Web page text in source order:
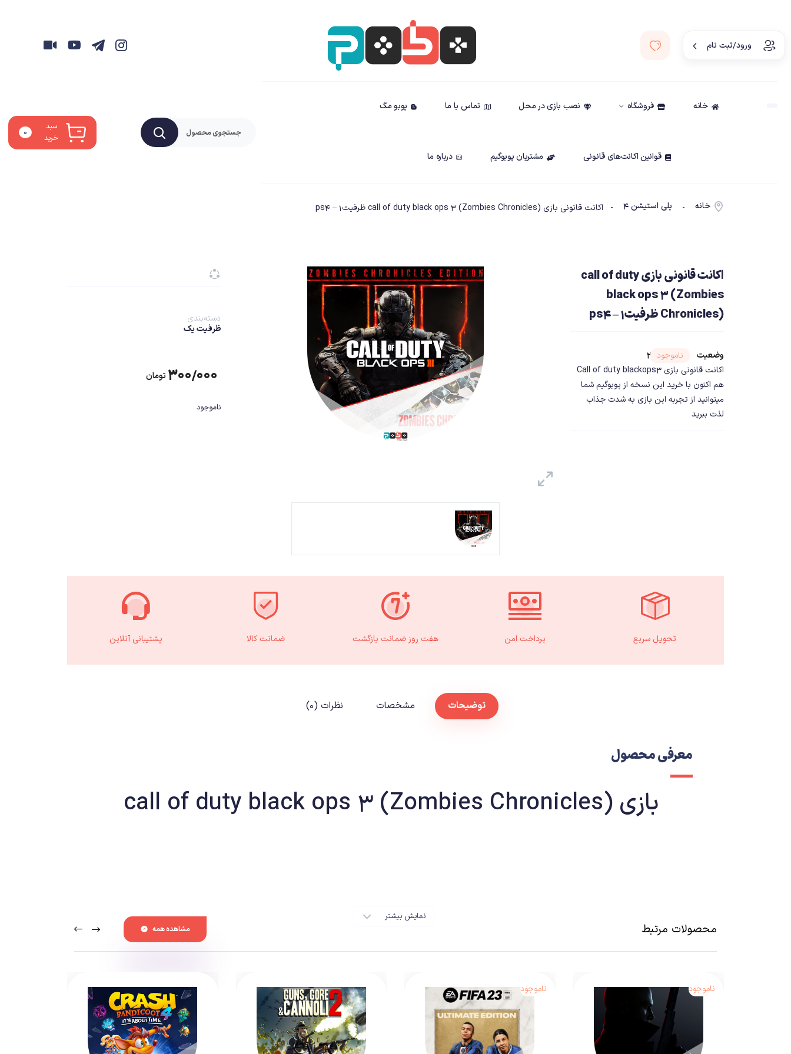
ورود/ثبت نام
خانه فروشگاه نصب بازی در محل تماس با ما پوبو مگ
قوانین اکانت‌های قانونی مشتریان پوبوگیم درباره ما
سبد
خرید
۰
خانه - پلی استیشن ۴ - اکانت قانونی بازی call of duty black ops 3 (Zombies Chronicles) ظرفیتps4 – 1
اکانت قانونی بازی call of duty
black ops 3 (Zombies
Chronicles) ظرفیتps4 – 1
وضعیت ناموجودشناسه محصول ۲۳۳۱۴
اکانت قانونی بازی Call of duty blackops3
هم اکنون با خرید این نسخه از پوبوگیم شما
میتوانید از تجربه این بازی به شدت جذاب
لذت ببرید
دسته‌بندی
ظرفیت یک
۳۰۰/۰۰۰ تومان
ناموجود
تحویل سریع پرداخت امن هفت روز ضمانت بازگشت ضمانت کالا پشتیبانی آنلاین
توضیحات مشخصات نظرات (۰)
معرفی محصول
بازی call of duty black ops 3 (Zombies Chronicles)
استودیوی Teryarch با عرضه عنوان زیبای Black Ops در سال ۲۰۱۰ میلادی و پرداختن به وقایع جنگ سرد سری Call Of Duty را وارد عرصه تازه ای کرد و با انتشار Black Ops2 در سال ۲۰۱۲ این مسیر را
مورد علاقه خود آزاد گذاشته است.
گیم‌پلی همان مخلوط آشنا سری Call Of Duty است
جهان Black Ops 3 به مانند عناوین قبلی استودیو است و اگر آنها را تجربه کرده باشید احساس خواهید کرد که در یک فضای آشنا قرار گرفته اید. در شرایطی که برخی از طرفداران بی صبرانه منتظر عرضه
نمایش بیشتر
محصولات مرتبط مشاهده همه
ناموجود ناموجود